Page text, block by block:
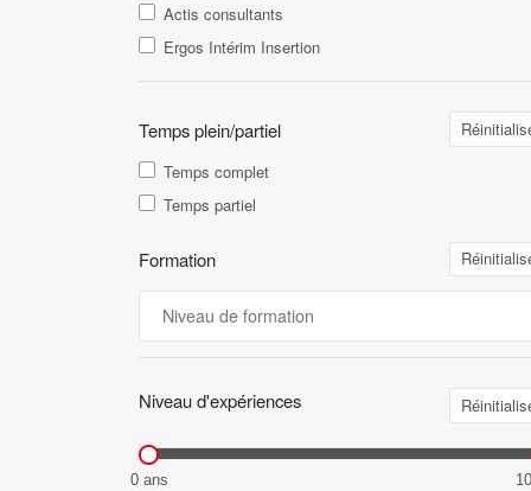
Actis consultants
Ergos Intérim Insertion
Temps plein/partiel
Temps complet
Temps partiel
Formation
Niveau d'expériences
0 ans